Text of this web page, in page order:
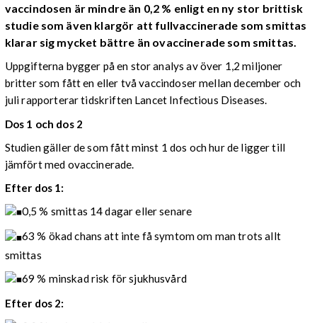
vaccindosen är mindre än 0,2 % enligt en ny stor brittisk
studie som även klargör att fullvaccinerade som smittas
klarar sig mycket bättre än ovaccinerade som smittas.
Uppgifterna bygger på en stor analys av över 1,2 miljoner
britter som fått en eller två vaccindoser mellan december och
juli rapporterar tidskriften Lancet Infectious Diseases.
Dos 1 och dos 2
Studien gäller de som fått minst 1 dos och hur de ligger till
jämfört med ovaccinerade.
Efter dos 1:
0,5 % smittas 14 dagar eller senare
63 % ökad chans att inte få symtom om man trots allt
smittas
69 % minskad risk för sjukhusvård
Efter dos 2: